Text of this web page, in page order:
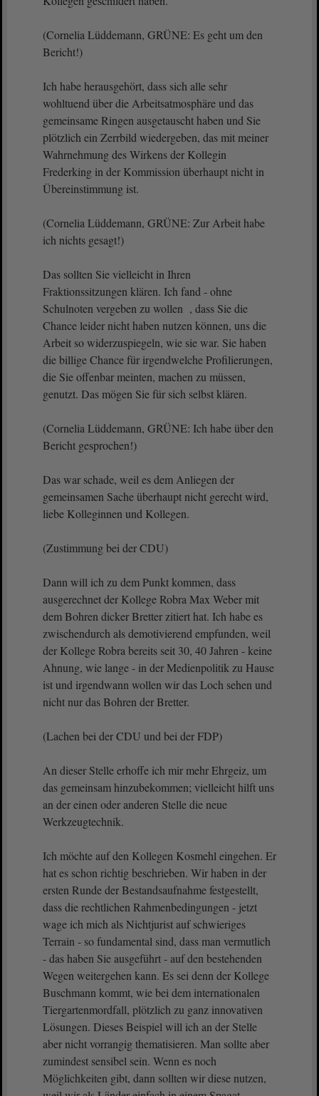
(Cornelia Lüddemann, GRÜNE: Es geht um den
Bericht!)
Ich habe herausgehört, dass sich alle sehr
wohltuend über die Arbeitsatmosphäre und das
gemeinsame Ringen ausgetauscht haben und Sie
plötzlich ein Zerrbild wiedergeben, das mit meiner
Wahrnehmung des Wirkens der Kollegin
Frederking in der Kommission überhaupt nicht in
Übereinstimmung ist.
(Cornelia Lüddemann, GRÜNE: Zur Arbeit habe
ich nichts gesagt!)
Das sollten Sie vielleicht in Ihren
Fraktionssitzungen klären. Ich fand - ohne
Schulnoten vergeben zu wollen , dass Sie die
Chance leider nicht haben nutzen können, uns die
Arbeit so widerzuspiegeln, wie sie war. Sie haben
die billige Chance für irgendwelche Profilierungen,
die Sie offenbar meinten, machen zu müssen,
genutzt. Das mögen Sie für sich selbst klären.
(Cornelia Lüddemann, GRÜNE: Ich habe über den
Bericht gesprochen!)
Das war schade, weil es dem Anliegen der
gemeinsamen Sache überhaupt nicht gerecht wird,
liebe Kolleginnen und Kollegen.
(Zustimmung bei der CDU)
Dann will ich zu dem Punkt kommen, dass
ausgerechnet der Kollege Robra Max Weber mit
dem Bohren dicker Bretter zitiert hat. Ich habe es
zwischendurch als demotivierend empfunden, weil
der Kollege Robra bereits seit 30, 40 Jahren - keine
Ahnung, wie lange - in der Medienpolitik zu Hause
ist und irgendwann wollen wir das Loch sehen und
nicht nur das Bohren der Bretter.
(Lachen bei der CDU und bei der FDP)
An dieser Stelle erhoffe ich mir mehr Ehrgeiz, um
das gemeinsam hinzubekommen; vielleicht hilft uns
an der einen oder anderen Stelle die neue
Werkzeugtechnik.
Ich möchte auf den Kollegen Kosmehl eingehen. Er
hat es schon richtig beschrieben. Wir haben in der
ersten Runde der Bestandsaufnahme festgestellt,
dass die rechtlichen Rahmenbedingungen - jetzt
wage ich mich als Nichtjurist auf schwieriges
Terrain - so fundamental sind, dass man vermutlich
- das haben Sie ausgeführt - auf den bestehenden
Wegen weitergehen kann. Es sei denn der Kollege
Buschmann kommt, wie bei dem internationalen
Tiergartenmordfall, plötzlich zu ganz innovativen
Lösungen. Dieses Beispiel will ich an der Stelle
aber nicht vorrangig thematisieren. Man sollte aber
zumindest sensibel sein. Wenn es noch
Möglichkeiten gibt, dann sollten wir diese nutzen,